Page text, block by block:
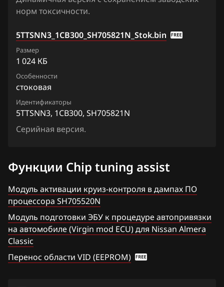
Ford
Forthing
Foton
GAC
Geely
Genesis
Haima
Haval
Hawtai
Honda
Qashqai, Dualis, Rogue
Sentra
Serena
Skyline
Stagea
Teana (J32)
Tiida
Tiida 1.6 Turbo 190hp
Titan
Versa Note
5TTVBN6_1CC00A_SH705821N
9ZVKGRN12_11AA1C_SH705822N
9ZVKGRN12_11AA6A_SH705822N
9ZVKJ2N3_11AA0B_SH705822N
9ZVKJ2N31_11AA2B_SH705822N
9ZVKJ2N33_11AA4B_SH705828N
норм токсичности.
5TTSNN3_1CB300_SH705821N_Stok.bin
Размер
1 024 КБ
Особенности
стоковая
Идентификаторы
5TTSNN3, 1CB300, SH705821N
Серийная версия.
Функции Chip tuning assist
Модуль активации круиз-контроля в дампах ПО
процессора SH705520N
Модуль подготовки ЭБУ к процедуре автопривязки
на автомобиле (Virgin mod ECU) для Nissan Almera
Classic
Перенос области VID (EEPROM)